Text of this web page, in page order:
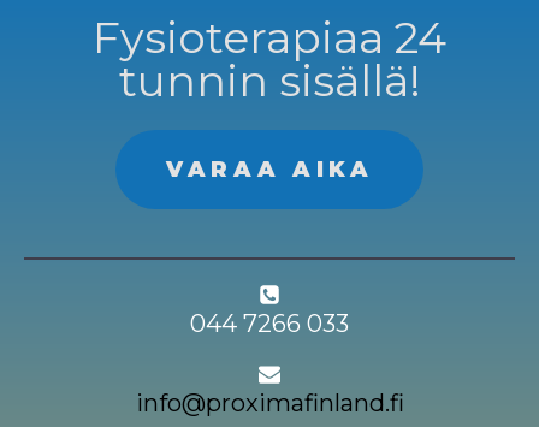
Fysioterapiaa 24
tunnin sisällä!
VARAA AIKA
044 7266 033
info@proximafinland.fi